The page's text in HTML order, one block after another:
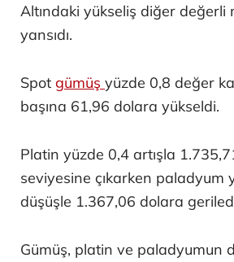
Altındaki yükseliş diğer değerli
yansıdı.
Spot gümüş yüzde 0,8 değer
başına 61,96 dolara yükseldi.
Platin yüzde 0,4 artışla
seviyesine çıkarken paladyum
düşüşle 1.367,06 dolara
Gümüş, platin ve paladyumun